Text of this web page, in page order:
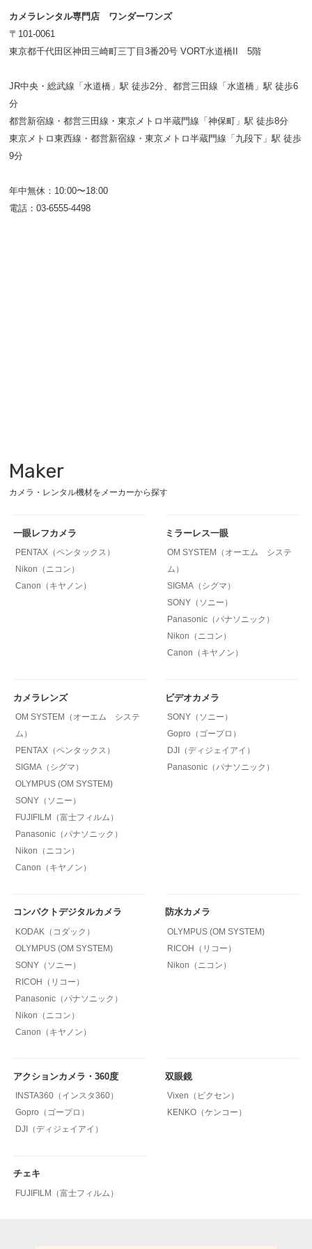
カメラレンタル専門店 ワンダーワンズ
〒101-0061
東京都千代田区神田三崎町三丁目3番20号 VORT水道橋II 5階
JR中央・総武線「水道橋」駅 徒歩2分、都営三田線「水道橋」駅 徒歩6
分
都営新宿線・都営三田線・東京メトロ半蔵門線「神保町」駅 徒歩8分
東京メトロ東西線・都営新宿線・東京メトロ半蔵門線「九段下」駅 徒歩
9分
年中無休：10:00〜18:00
電話：03-6555-4498
Maker
カメラ・レンタル機材をメーカーから探す
一眼レフカメラ
PENTAX（ペンタックス）
Nikon（ニコン）
Canon（キヤノン）
ミラーレス一眼
OM SYSTEM（オーエム システ
ム）
SIGMA（シグマ）
SONY（ソニー）
Panasonic（パナソニック）
Nikon（ニコン）
Canon（キヤノン）
カメラレンズ
OM SYSTEM（オーエム システ
ム）
PENTAX（ペンタックス）
SIGMA（シグマ）
OLYMPUS (OM SYSTEM)
SONY（ソニー）
FUJIFILM（富士フィルム）
Panasonic（パナソニック）
Nikon（ニコン）
Canon（キヤノン）
ビデオカメラ
SONY（ソニー）
Gopro（ゴープロ）
DJI（ディジェイアイ）
Panasonic（パナソニック）
コンパクトデジタルカメラ
KODAK（コダック）
OLYMPUS (OM SYSTEM)
SONY（ソニー）
RICOH（リコー）
Panasonic（パナソニック）
Nikon（ニコン）
Canon（キヤノン）
防水カメラ
OLYMPUS (OM SYSTEM)
RICOH（リコー）
Nikon（ニコン）
アクションカメラ・360度
INSTA360（インスタ360）
Gopro（ゴープロ）
DJI（ディジェイアイ）
双眼鏡
Vixen（ビクセン）
KENKO（ケンコー）
チェキ
FUJIFILM（富士フィルム）